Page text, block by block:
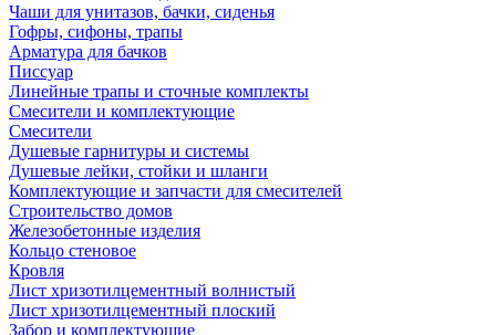
Чаши для унитазов, бачки, сиденья
Гофры, сифоны, трапы
Арматура для бачков
Писсуар
Линейные трапы и сточные комплекты
Смесители и комплектующие
Смесители
Душевые гарнитуры и системы
Душевые лейки, стойки и шланги
Комплектующие и запчасти для смесителей
Строительство домов
Железобетонные изделия
Кольцо стеновое
Кровля
Лист хризотилцементный волнистый
Лист хризотилцементный плоский
Забор и комплектующие